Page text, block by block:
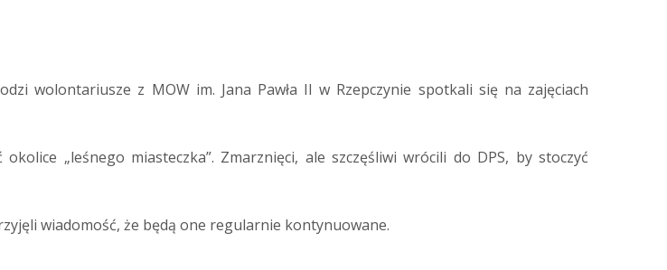
wolontariusze z MOW im. Jana Pawła II w Rzepczynie spotkali się na zajęciach
„leśnego miasteczka”. Zmarznięci, ale szczęśliwi wrócili do DPS, by stoczyć
wiadomość, że będą one regularnie kontynuowane.